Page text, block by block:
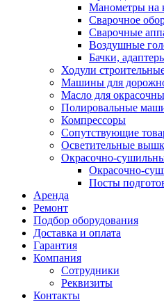
Манометры на
Сварочное
Сварочные
Воздушные
Бачки,
Ходули
Машины для
Масло для
Полировальные
Компрессоры
Сопутствующие
Осветительные
Окрасочно-
Окрасочно-
Посты
Аренда
Ремонт
Подбор оборудования
Доставка и оплата
Гарантия
Компания
Сотрудники
Реквизиты
Контакты